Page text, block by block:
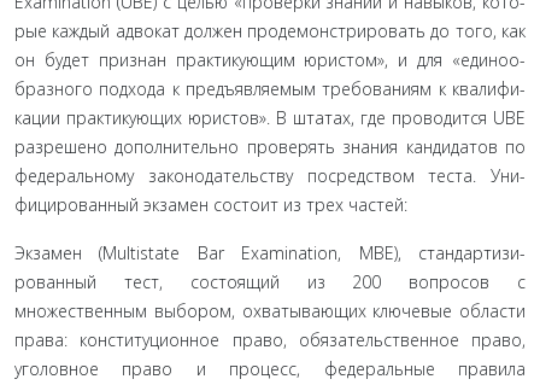
рые каждый адвокат должен продемонстрировать до того, как
он будет признан практикующим юристом», и для «единоо­
бразного подхода к предъявляемым требованиям к квалифи­
кации практикующих юристов». В штатах, где проводится UBE
разрешено дополнительно проверять знания кандидатов по
федеральному законодательству посредством теста. Уни­
фицированный экзамен состоит из трех частей:
Экзамен (Multistate Bar Examination, MBE), стандартизи­
рованный тест, состоящий из 200 вопросов с
множественным выбором, охватывающих ключевые области
права: конститу­ционное право, обязательственное право,
уголовное право и процесс, федеральные правила